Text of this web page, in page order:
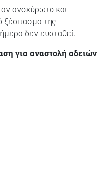
ανοχύρωτο και
ξέσπασμα της
δεν ευσταθεί.
για αναστολή αδειών